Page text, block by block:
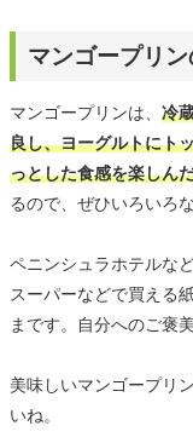
マンゴープリ
マンゴープリンは、 冷
良し、ヨーグルトにト
っとした食感を楽しん
るので、ぜひいろいろ
ペニンシュラホテルな
スーパーなどで買える
まです。自分へのご褒
美味しいマンゴープリ
いね。